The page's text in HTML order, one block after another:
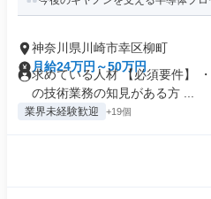
神奈川県川崎市幸区柳町
月給24万円～50万円
求めている人材 【必須要件】
の技術業務の知見がある方 ...
業界未経験歓迎 +19個